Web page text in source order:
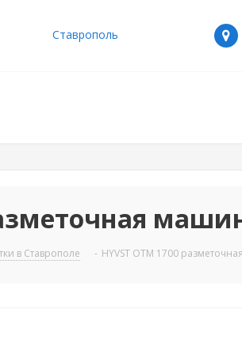
Ставрополь
в Ставрополе - HYVST OTM 1700